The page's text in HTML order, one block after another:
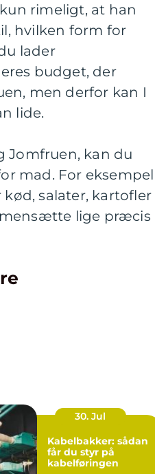
rimeligt, at han
hvilken form for
lader
budget, der
men derfor kan I
lide.
Jomfruen, kan du
mad. For eksempel
salater, kartofler
lige præcis
30. Jul
Kabelbakker: sådan
får du styr på
kabelføringen